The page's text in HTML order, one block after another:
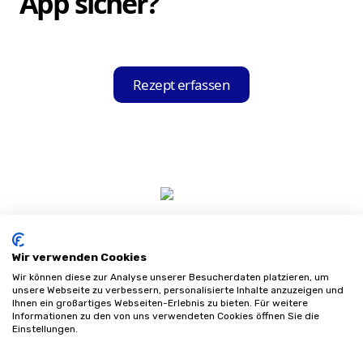
eine sichere und rechtlich einwandfreie
Übertragung und Verarbeitung Ihrer Daten
Rezept erfassen
Wir verwenden Cookies
Wir können diese zur Analyse unserer Besucherdaten platzieren, um
unsere Webseite zu verbessern, personalisierte Inhalte anzuzeigen und
Ihnen ein großartiges Webseiten-Erlebnis zu bieten. Für weitere
Informationen zu den von uns verwendeten Cookies öffnen Sie die
Einstellungen.